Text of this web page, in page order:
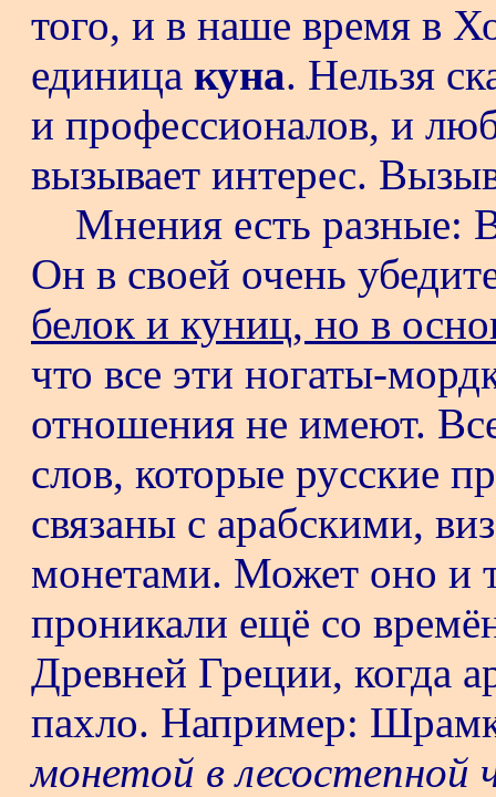
того, и в наше время в
единица куна. Нельзя
и профессионалов, и
вызывает интерес.
Мнения есть разные:
Он в своей очень
белок и куниц, но в
что все эти ногаты-
отношения не имеют.
слов, которые русские
связаны с арабскими,
монетами. Может оно и
проникали ещё со
Древней Греции, когда
пахло. Например:
монетой в лесостепной